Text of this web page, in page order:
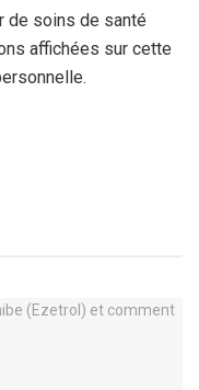
de soins de santé
affichées sur cette